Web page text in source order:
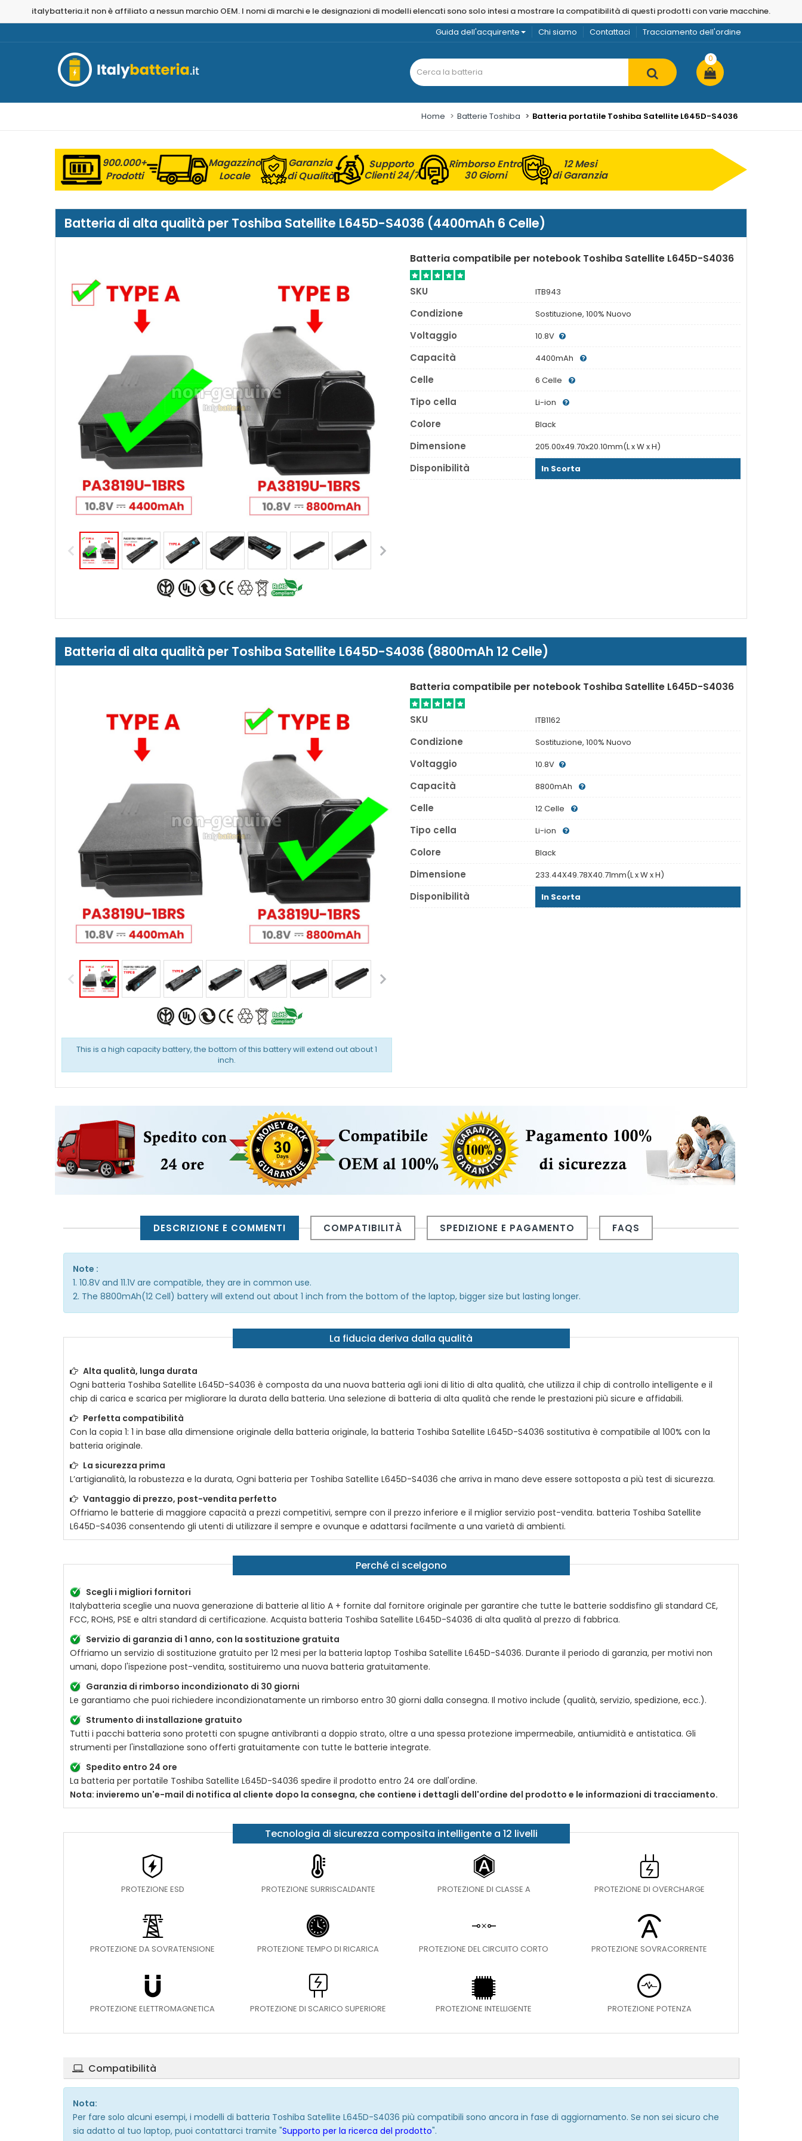
italybatteria.it non è affiliato a nessun marchio OEM. I nomi di marchi e le designazioni di modelli elencati sono solo intesi a mostrare la compatibilità di questi prodotti con varie macchine.
Tracciamento dell'ordine
Contattaci
Chi siamo
Guida dell'acquirente
0
Home Batterie Toshiba Batteria portatile Toshiba Satellite L645D-S4036
900.000+
Prodotti
Magazzino
Locale
Garanzia
di Qualità
Supporto
Clienti 24/7
Rimborso Entro
30 Giorni
12 Mesi
di Garanzia
Batteria di alta qualità per Toshiba Satellite L645D-S4036 (4400mAh 6 Celle)
Batteria compatibile per notebook Toshiba Satellite L645D-S4036
SKU ITB943
Condizione Sostituzione, 100% Nuovo
Voltaggio 10.8V
Capacità 4400mAh
Celle 6 Celle
Tipo cella Li-ion
Colore Black
Dimensione 205.00x49.70x20.10mm(L x W x H)
Disponibilità In Scorta
Batteria di alta qualità per Toshiba Satellite L645D-S4036 (8800mAh 12 Celle)
This is a high capacity battery, the bottom of this battery will extend out about 1
inch.
Batteria compatibile per notebook Toshiba Satellite L645D-S4036
SKU ITB1162
Condizione Sostituzione, 100% Nuovo
Voltaggio 10.8V
Capacità 8800mAh
Celle 12 Celle
Tipo cella Li-ion
Colore Black
Dimensione 233.44X49.78X40.71mm(L x W x H)
Disponibilità In Scorta
DESCRIZIONE E COMMENTI COMPATIBILITÀ SPEDIZIONE E PAGAMENTO FAQS
Note :
1. 10.8V and 11.1V are compatible, they are in common use.
2. The 8800mAh(12 Cell) battery will extend out about 1 inch from the bottom of the laptop, bigger size but lasting longer.
La fiducia deriva dalla qualità
Alta qualità, lunga durata
Ogni batteria Toshiba Satellite L645D-S4036 è composta da una nuova batteria agli ioni di litio di alta qualità, che utilizza il chip di controllo intelligente e il
chip di carica e scarica per migliorare la durata della batteria. Una selezione di batteria di alta qualità che rende le prestazioni più sicure e affidabili.
Perfetta compatibilità
Con la copia 1: 1 in base alla dimensione originale della batteria originale, la batteria Toshiba Satellite L645D-S4036 sostitutiva è compatibile al 100% con la
batteria originale.
La sicurezza prima
L’artigianalità, la robustezza e la durata, Ogni batteria per Toshiba Satellite L645D-S4036 che arriva in mano deve essere sottoposta a più test di sicurezza.
Vantaggio di prezzo, post-vendita perfetto
Offriamo le batterie di maggiore capacità a prezzi competitivi, sempre con il prezzo inferiore e il miglior servizio post-vendita. batteria Toshiba Satellite
L645D-S4036 consentendo gli utenti di utilizzare il sempre e ovunque e adattarsi facilmente a una varietà di ambienti.
Perché ci scelgono
Scegli i migliori fornitori
Italybatteria sceglie una nuova generazione di batterie al litio A + fornite dal fornitore originale per garantire che tutte le batterie soddisfino gli standard CE,
FCC, ROHS, PSE e altri standard di certificazione. Acquista batteria Toshiba Satellite L645D-S4036 di alta qualità al prezzo di fabbrica.
Servizio di garanzia di 1 anno, con la sostituzione gratuita
Offriamo un servizio di sostituzione gratuito per 12 mesi per la batteria laptop Toshiba Satellite L645D-S4036. Durante il periodo di garanzia, per motivi non
umani, dopo l'ispezione post-vendita, sostituiremo una nuova batteria gratuitamente.
Garanzia di rimborso incondizionato di 30 giorni
Le garantiamo che puoi richiedere incondizionatamente un rimborso entro 30 giorni dalla consegna. Il motivo include (qualità, servizio, spedizione, ecc.).
Strumento di installazione gratuito
Tutti i pacchi batteria sono protetti con spugne antivibranti a doppio strato, oltre a una spessa protezione impermeabile, antiumidità e antistatica. Gli
strumenti per l'installazione sono offerti gratuitamente con tutte le batterie integrate.
Spedito entro 24 ore
La batteria per portatile Toshiba Satellite L645D-S4036 spedire il prodotto entro 24 ore dall'ordine.
Nota: invieremo un'e-mail di notifica al cliente dopo la consegna, che contiene i dettagli dell'ordine del prodotto e le informazioni di tracciamento.
Tecnologia di sicurezza composita intelligente a 12 livelli
PROTEZIONE ESD PROTEZIONE SURRISCALDANTE PROTEZIONE DI CLASSE A PROTEZIONE DI OVERCHARGE
PROTEZIONE DA SOVRATENSIONE PROTEZIONE TEMPO DI RICARICA PROTEZIONE DEL CIRCUITO CORTO PROTEZIONE SOVRACORRENTE
PROTEZIONE ELETTROMAGNETICA PROTEZIONE DI SCARICO SUPERIORE PROTEZIONE INTELLIGENTE PROTEZIONE POTENZA
Compatibilità
Nota:
Per fare solo alcuni esempi, i modelli di batteria Toshiba Satellite L645D-S4036 più compatibili sono ancora in fase di aggiornamento. Se non sei sicuro che
sia adatto al tuo laptop, puoi contattarci tramite "Supporto per la ricerca del prodotto".